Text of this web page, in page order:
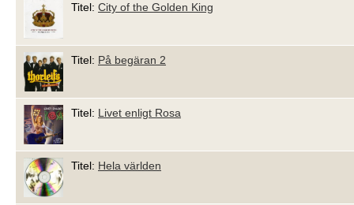
Titel: City of the Golden King
Titel: På begäran 2
Titel: Livet enligt Rosa
Titel: Hela världen